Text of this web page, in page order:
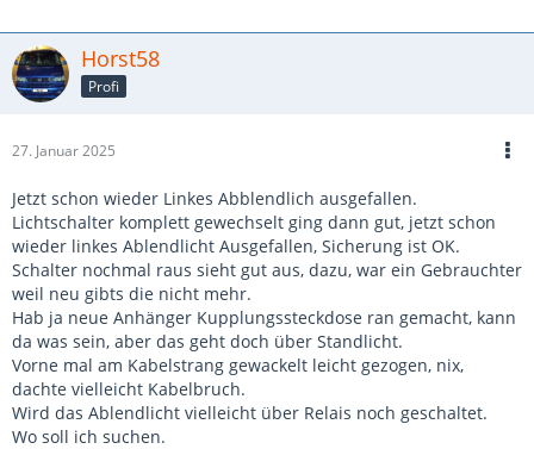
Horst58
Profi
27. Januar 2025
Jetzt schon wieder Linkes Abblendlich ausgefallen.
Lichtschalter komplett gewechselt ging dann gut, jetzt schon
wieder linkes Ablendlicht Ausgefallen, Sicherung ist OK.
Schalter nochmal raus sieht gut aus, dazu, war ein Gebrauchter
weil neu gibts die nicht mehr.
Hab ja neue Anhänger Kupplungssteckdose ran gemacht, kann
da was sein, aber das geht doch über Standlicht.
Vorne mal am Kabelstrang gewackelt leicht gezogen, nix,
dachte vielleicht Kabelbruch.
Wird das Ablendlicht vielleicht über Relais noch geschaltet.
Wo soll ich suchen.